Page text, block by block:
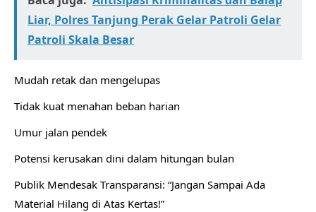
Liar, Polres Tanjung Perak Gelar Patroli Gelar
Patroli Skala Besar
Mudah retak dan mengelupas
Tidak kuat menahan beban harian
Umur jalan pendek
Potensi kerusakan dini dalam hitungan bulan
Publik Mendesak Transparansi: “Jangan Sampai Ada
Material Hilang di Atas Kertas!”